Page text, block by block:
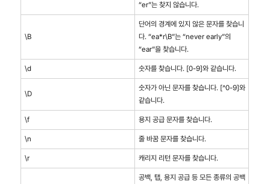
“er”는 찾지 않습니다.
\B
단어의 경계에 있지 않은 문자를 찾습니
다. “ea*r\B”는 “never early”의
“ear”을 찾습니다.
\d 숫자를 찾습니다. [0-9]와 같습니다.
\D
숫자가 아닌 문자를 찾습니다. [^0-9]와
같습니다.
\f 용지 공급 문자를 찾습니다.
\n 줄 바꿈 문자를 찾습니다.
\r 캐리지 리턴 문자를 찾습니다.
공백, 탭, 용지 공급 등 모든 종류의 공백